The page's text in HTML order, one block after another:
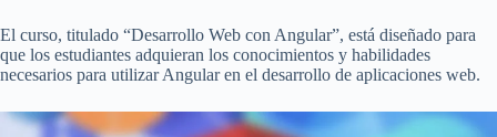
El curso, titulado “Desarrollo Web con Angular”, está diseñado para
que los estudiantes adquieran los conocimientos y habilidades
necesarios para utilizar Angular en el desarrollo de aplicaciones web.